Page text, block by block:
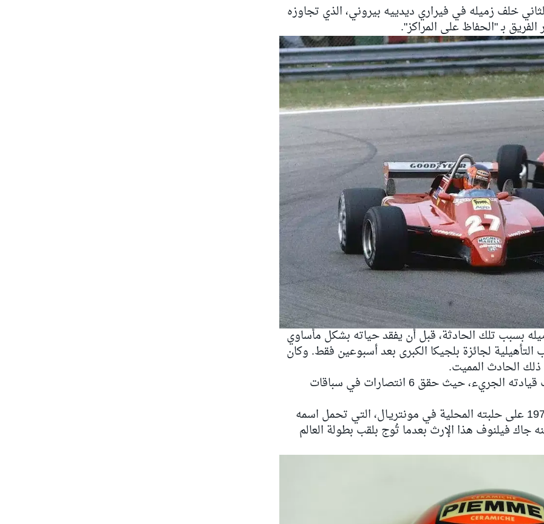
خلف زميله في فيراري ديدييه بيروني، الذي تجاوزه
بـ "الحفاظ على المراكز".
بسبب تلك الحادثة، قبل أن يفقد حياته بشكل مأساوي
التأهيلية لجائزة بلجيكا الكبرى بعد أسبوعين فقط. وكان
الحادث المميت.
وخلّد فيلنوف اسمه في الرياضة بأسلوب قيادته الجريء، حيث حقق 6 انتصارات في سباقات
وجاء أول هذه الانتصارات في موسم 1978 على حلبته المحلية في مونتريـال، التي تحمل اسمه
جاك فيلنوف هذا الإرث بعدما تُوج بلقب بطولة العالم